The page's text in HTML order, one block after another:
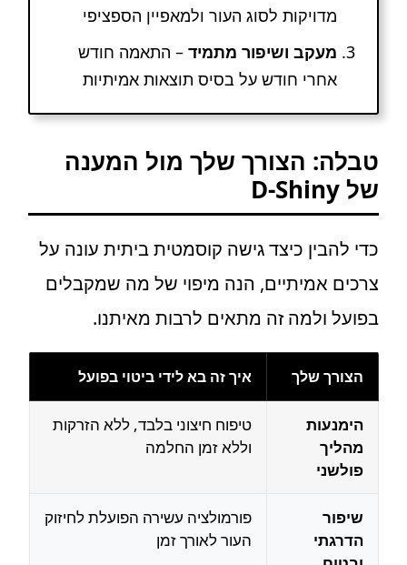
מדויקות לסוג העור ולמאפיין הספציפי
מעקב ושיפור מתמיד – התאמה חודש
אחרי חודש על בסיס תוצאות אמיתיות
טבלה: הצורך שלך מול המענה
של D-Shiny
כדי להבין כיצד גישה קוסמטית ביתית עונה על
צרכים אמיתיים, הנה מיפוי של מה שמקבלים
בפועל ולמה זה מתאים לרבות מאיתנו.
הצורך שלך איך זה בא לידי ביטוי בפועל
הימנעות
מהליך
פולשני
טיפוח חיצוני בלבד, ללא הזרקות
וללא זמן החלמה
שיפור
הדרגתי
פורמולציה עשירה הפועלת לחיזוק
העור לאורך זמן